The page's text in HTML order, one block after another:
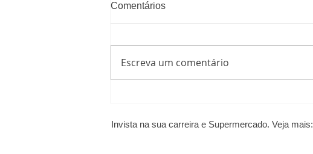
vácuo em supermercados e
Comentários
Escreva um comentário
Invista na sua carreira e Supermercado. Veja mais: